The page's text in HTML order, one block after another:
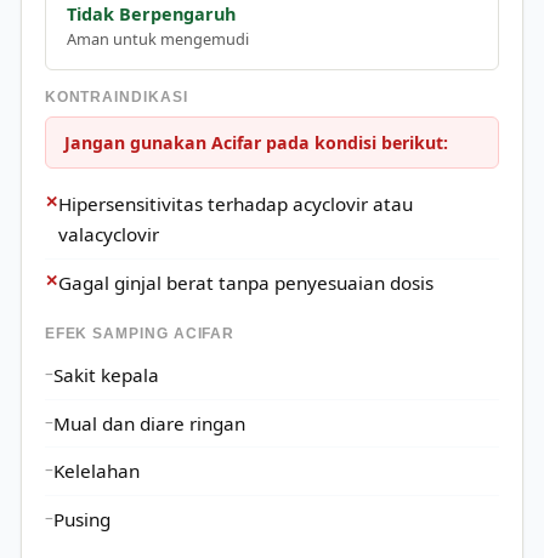
Tidak Berpengaruh
Aman untuk mengemudi
KONTRAINDIKASI
Jangan gunakan Acifar pada kondisi berikut:
✕Hipersensitivitas terhadap acyclovir atau
valacyclovir
✕Gagal ginjal berat tanpa penyesuaian dosis
EFEK SAMPING ACIFAR
Sakit kepala
Mual dan diare ringan
Kelelahan
Pusing